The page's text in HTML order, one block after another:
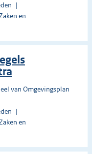
en
van Omgevingsplan
en